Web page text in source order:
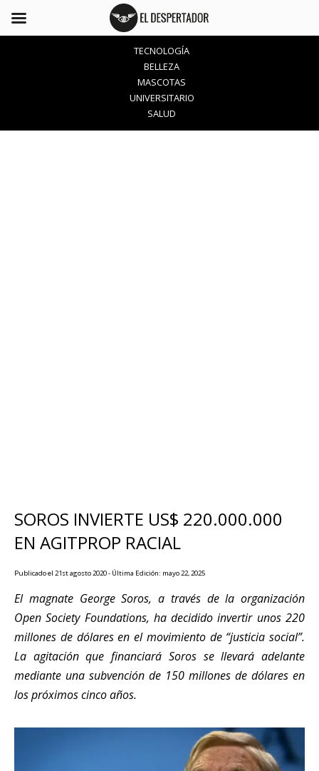
TECNOLOGÍA
BELLEZA
MASCOTAS
UNIVERSITARIO
SALUD
SOROS INVIERTE US$ 220.000.000
EN AGITPROP RACIAL
Publicado el 21st agosto 2020 - Última Edición: mayo 22, 2025
El magnate George Soros, a través de la organización
Open Society Foundations, ha decidido invertir unos 220
millones de dólares en el movimiento de “justicia social”.
La agitación que financiará Soros se llevará adelante
mediante una subvención de 150 millones de dólares en
los próximos cinco años.